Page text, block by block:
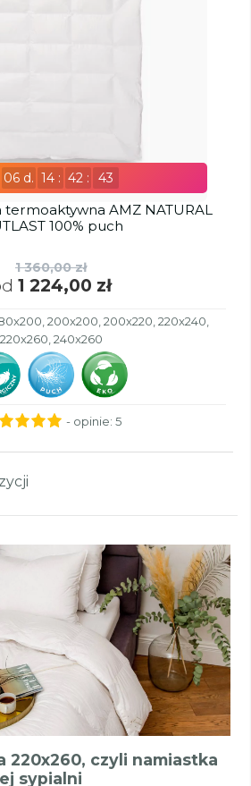
06 d. 14: 42 : 43
termoaktywna AMZ NATURAL
100% puch
1 360,00 zł
1 224,00 zł
200x200, 200x220, 220x240,
220x260, 240x260
- opinie: 5
220x260, czyli namiastka
sypialni